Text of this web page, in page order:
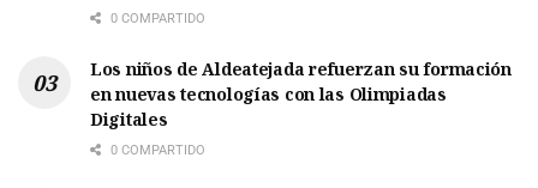
0 COMPARTIDO
Los niños de Aldeatejada refuerzan su formación
en nuevas tecnologías con las Olimpiadas
Digitales
0 COMPARTIDO